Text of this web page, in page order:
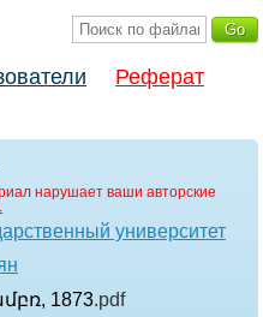
Реферат
нарушает ваши авторские
университет
1873.pdf